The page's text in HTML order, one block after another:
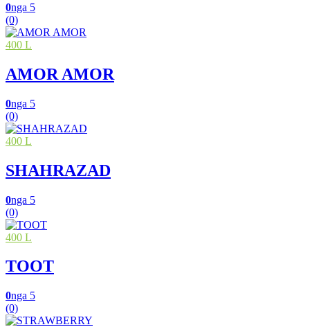
0nga 5
(0)
400 L
AMOR AMOR
0nga 5
(0)
400 L
SHAHRAZAD
0nga 5
(0)
400 L
TOOT
0nga 5
(0)